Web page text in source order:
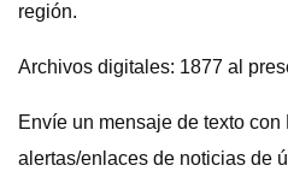
región.
Archivos digitales: 1877 al
Envíe un mensaje de texto
alertas/enlaces de noticias de